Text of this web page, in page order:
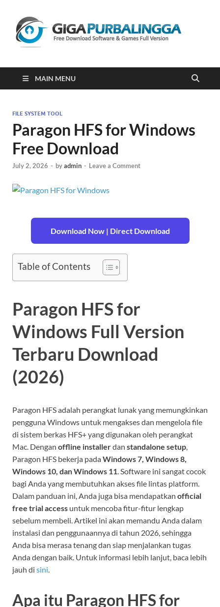
2023
MAIN MENU
FILE SYSTEM TOOL
Paragon HFS for Windows
Free Download
July 2, 2026 - byadmin - Leave a Comment
Download Now | Direct Download
Table of Contents
Paragon HFS for
Windows Full Version
Terbaru Download
(2026)
Paragon HFS adalah perangkat lunak yang memungkinkan
pengguna Windows untuk mengakses dan mengelola file
di sistem berkas HFS+ yang digunakan oleh perangkat
Mac. Dengan offline installerdan standalone setup,
Paragon HFS bekerja padaWindows 7, Windows 8,
Windows 10, dan Windows 11. Software ini sangat cocok
bagi Anda yang membutuhkan akses file lintas platform.
Dalam panduan ini, Anda juga bisa mendapatkan official
free trial access untuk mencoba fitur-fitur lengkap
sebelum membeli. Artikel ini akan memandu Anda dalam
instalasi dan penggunaannya di tahun 2026, sehingga
Anda bisa merasa tenang dan siap menjalankan tugas
Anda dengan baik. Untuk informasi lebih lanjut, baca lebih
jauh di sini.
Apa itu Paragon HFS for